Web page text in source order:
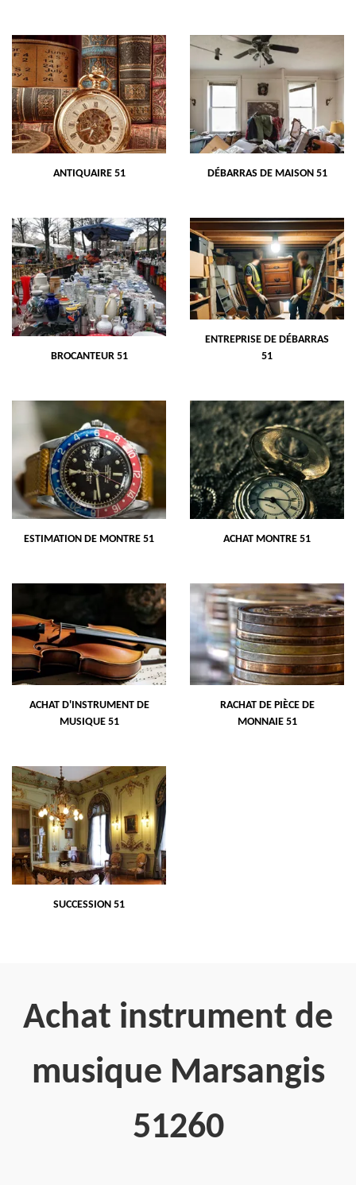
ANTIQUAIRE 51 DÉBARRAS DE MAISON 51
BROCANTEUR 51
ENTREPRISE DE DÉBARRAS
51
ESTIMATION DE MONTRE 51 ACHAT MONTRE 51
ACHAT D'INSTRUMENT DE
MUSIQUE 51
RACHAT DE PIÈCE DE
MONNAIE 51
SUCCESSION 51
Achat instrument de
musique Marsangis
51260